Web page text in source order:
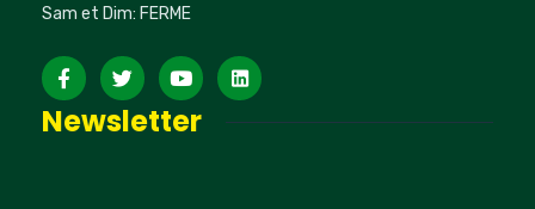
Sam et Dim: FERME
Newsletter